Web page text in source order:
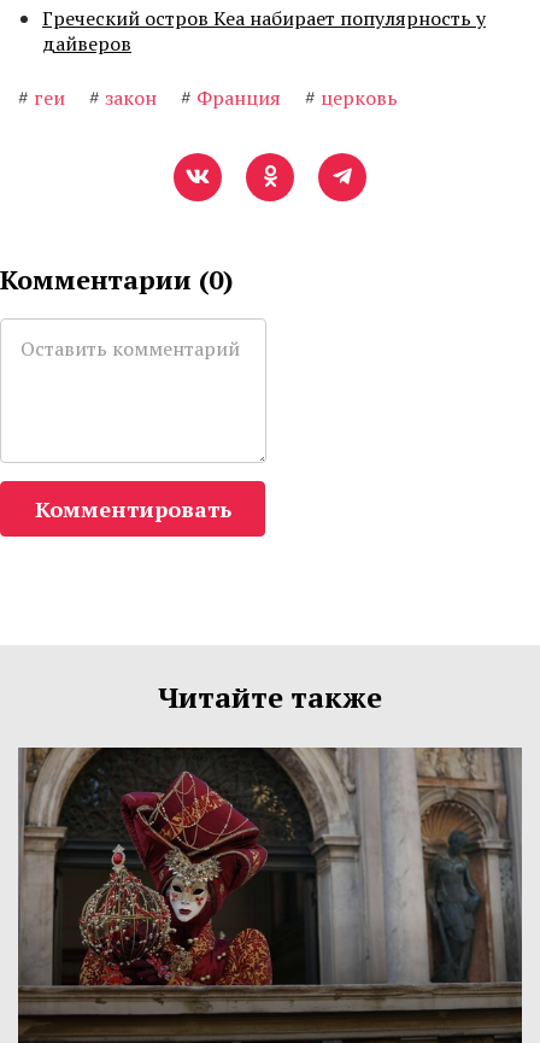
Греческий остров Кеа набирает популярность у
дайверов
# геи # закон # Франция # церковь
Комментарии (0)
Комментировать
Читайте также